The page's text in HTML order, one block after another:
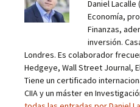
Daniel Lacalle
Economía,
Finanzas,
inversión.
Londres. Es colaborador
Hedgeye, Wall Street Journal,
Tiene un certificado
CIIA y un máster en